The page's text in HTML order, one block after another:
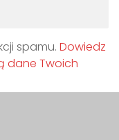
spamu. Dowiedz
dane Twoich